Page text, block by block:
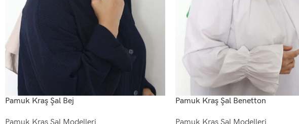
Pamuk Kraş Şal Bej Pamuk Kraş Şal Benetton